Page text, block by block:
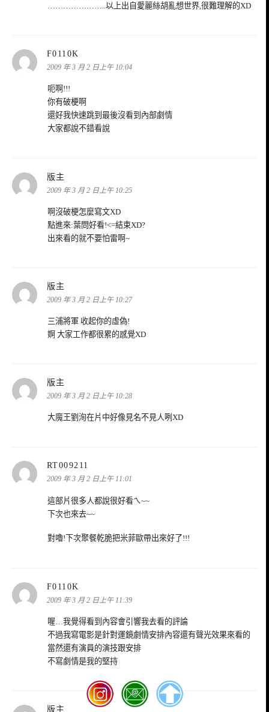
…………………..以上出自愛麗絲胡亂想世界,很難理解的XD
F0110K
示:
2009 年 3 月 2 日上午 10:04
呃啊!!!
你有破梗啊
還好我快速跳到最後沒看到內部劇情
大家都說不錯看說
版主
示:
2009 年 3 月 2 日上午 10:25
啊沒破梗怎麼寫文XD
點進來:葉問好看!<=結束XD?
出來看的就不要怕雷啊~
版主
示:
2009 年 3 月 2 日上午 10:27
三浦將軍 收起你的虛偽!
婀 大家工作都很累的感覺XD
版主
示:
2009 年 3 月 2 日上午 10:28
大魔王劉洵在片中好像見名不見人咧XD
RT009211
示:
2009 年 3 月 2 日上午 11:01
這部片很多人都說很好看ㄟ~~
下次也來去~~
對嚕!下次聚餐乾脆把米菲歐帶出來好了!!!
F0110K
示:
2009 年 3 月 2 日上午 11:39
喔…我覺得看到內容會引響我去看的評論
不過我寫電影是針對運鏡劇情安排內容還有聲光效果來看的
當然還有演員的演技跟安排
不寫劇情是我的堅持
版主